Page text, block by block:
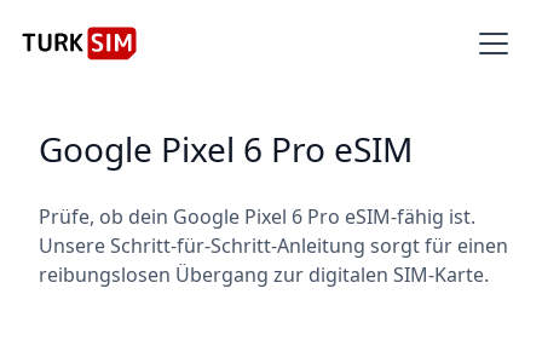
Google Pixel 6 Pro eSIM
Prüfe, ob dein Google Pixel 6 Pro eSIM-fähig ist.
Unsere Schritt-für-Schritt-Anleitung sorgt für einen
reibungslosen Übergang zur digitalen SIM-Karte.